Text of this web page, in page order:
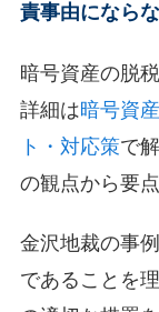
責事由にならな
暗号資産の脱
詳細は暗号資
ト・対応策で
の観点から要
金沢地裁の事
であることを